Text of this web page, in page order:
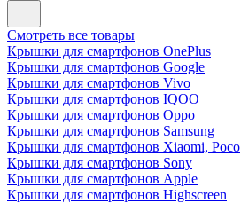
Смотреть все товары
Крышки для смартфонов OnePlus
Крышки для смартфонов Google
Крышки для смартфонов Vivo
Крышки для смартфонов IQOO
Крышки для смартфонов Oppo
Крышки для смартфонов Samsung
Крышки для смартфонов Xiaomi, Poco
Крышки для смартфонов Sony
Крышки для смартфонов Apple
Крышки для смартфонов Highscreen